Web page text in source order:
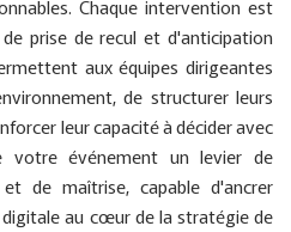
Chaque intervention est
prise de recul et d'anticipation
aux équipes dirigeantes
de structurer leurs
leur capacité à décider avec
votre événement un levier de
de maîtrise, capable d'ancrer
au cœur de la stratégie de